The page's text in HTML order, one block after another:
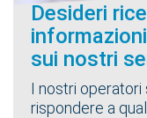
Desideri
informazioni
sui nostri
I nostri operatori
rispondere a